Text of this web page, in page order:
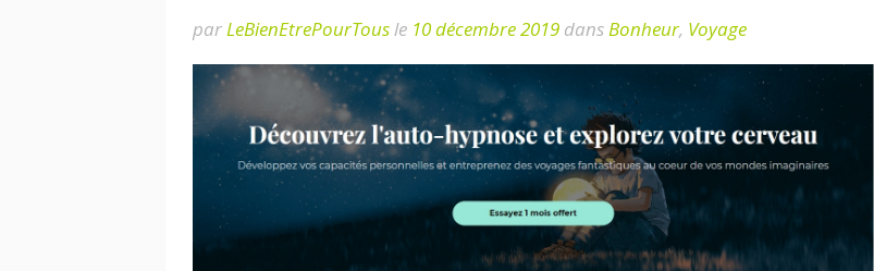
parLeBienEtrePourTousle 10 décembre 2019 dansBonheur, Voyage